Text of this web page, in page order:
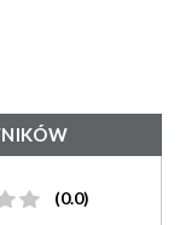
(0.0)